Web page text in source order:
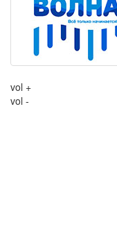
vol +
vol -